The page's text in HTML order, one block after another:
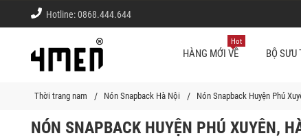
Hotline:0868.444.644
HÀNG MỚI VỀ
Hot
BỘ SƯU
Thời trang nam Nón Snapback Hà Nội Nón Snapback Huyện Phú
NÓN SNAPBACK HUYỆN PHÚ XUYÊN,